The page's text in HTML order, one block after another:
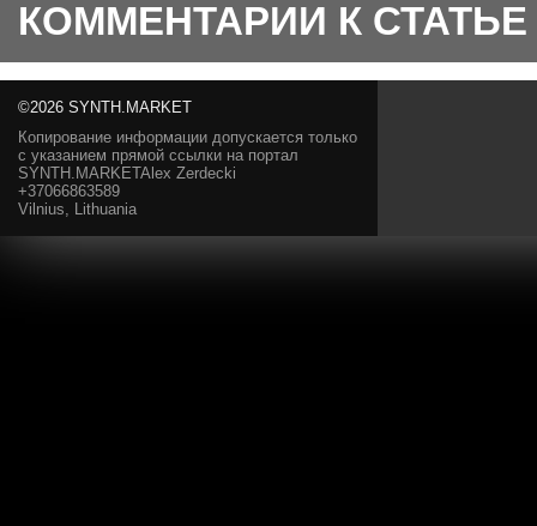
КОММЕНТАРИИ К СТАТЬЕ
©2026 SYNTH.MARKET
Копирование информации допускается только
с указанием прямой ссылки на портал
SYNTH.MARKETAlex Zerdecki
+37066863589
Vilnius, Lithuania